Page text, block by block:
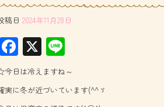
稿日 2024年11月28日
F
ac
e
X
ne
日は冷えますね～
実に冬が近づいています(^^ゞ